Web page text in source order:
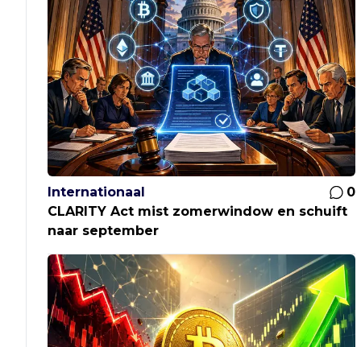
Internationaal
0
CLARITY Act mist zomerwindow en schuift
naar september